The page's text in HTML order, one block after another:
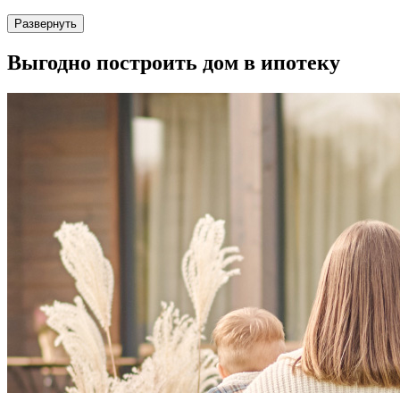
Развернуть
Выгодно построить дом в ипотеку